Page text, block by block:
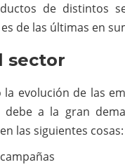
de distintos
de las últimas en
sector
la evolución de las
debe a la gran
las siguientes cosas: